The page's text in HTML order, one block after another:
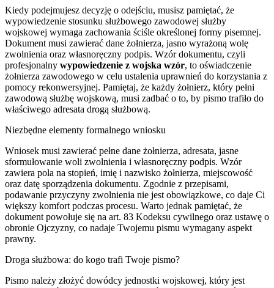
Kiedy podejmujesz decyzję o odejściu, musisz pamiętać, że
wypowiedzenie stosunku służbowego zawodowej służby
wojskowej wymaga zachowania ściśle określonej formy pisemnej.
Dokument musi zawierać dane żołnierza, jasno wyrażoną wolę
zwolnienia oraz własnoręczny podpis. Wzór dokumentu, czyli
profesjonalny wypowiedzenie z wojska wzór, to oświadczenie
żołnierza zawodowego w celu ustalenia uprawnień do korzystania z
pomocy rekonwersyjnej. Pamiętaj, że każdy żołnierz, który pełni
zawodową służbę wojskową, musi zadbać o to, by pismo trafiło do
właściwego adresata drogą służbową.
Niezbędne elementy formalnego wniosku
Wniosek musi zawierać pełne dane żołnierza, adresata, jasne
sformułowanie woli zwolnienia i własnoręczny podpis. Wzór
zawiera pola na stopień, imię i nazwisko żołnierza, miejscowość
oraz datę sporządzenia dokumentu. Zgodnie z przepisami,
podawanie przyczyny zwolnienia nie jest obowiązkowe, co daje Ci
większy komfort podczas procesu. Warto jednak pamiętać, że
dokument powołuje się na art. 83 Kodeksu cywilnego oraz ustawę o
obronie Ojczyzny, co nadaje Twojemu pismu wymagany aspekt
prawny.
Droga służbowa: do kogo trafi Twoje pismo?
Pismo należy złożyć dowódcy jednostki wojskowej, który jest